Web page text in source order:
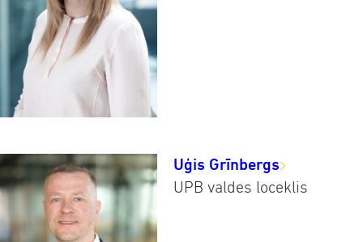
Uģis Grīnbergs
UPB valdes loceklis